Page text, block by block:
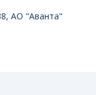
АО "Аванта"